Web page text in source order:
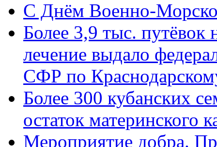
C Днём Военно-
Более 3,9 тыс. путёвок
лечение выдало
СФР по
Более 300 кубанских
остаток материнского
Мероприятие добра.